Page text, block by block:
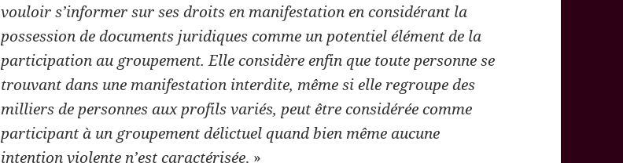
vouloir s’informer sur ses droits en manifestation en considérant la
possession de documents juridiques comme un potentiel élément de la
participation au groupement. Elle considère enfin que toute personne se
trouvant dans une manifestation interdite, même si elle regroupe des
milliers de personnes aux profils variés, peut être considérée comme
participant à un groupement délictuel quand bien même aucune
intention violente n’est caractérisée. »